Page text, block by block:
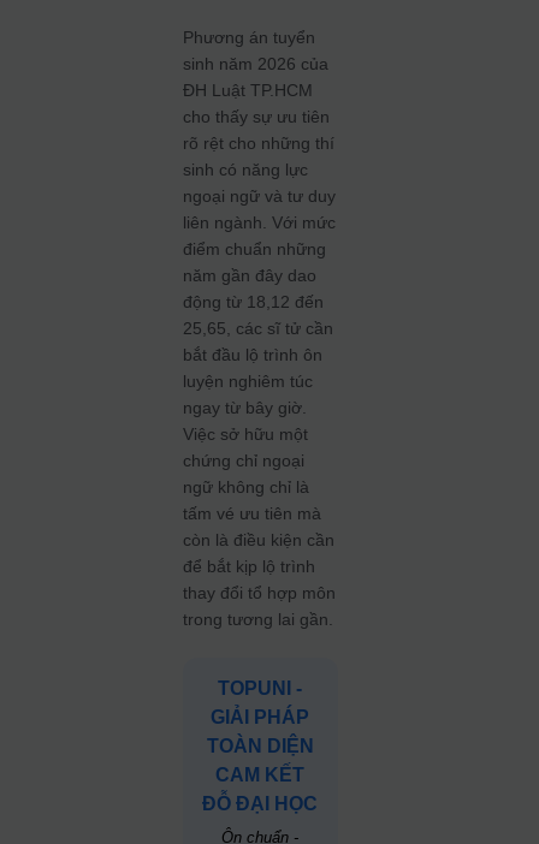
Phương án tuyển
sinh năm 2026 của
ĐH Luật TP.HCM
cho thấy sự ưu tiên
rõ rệt cho những thí
sinh có năng lực
ngoại ngữ và tư duy
liên ngành. Với mức
điểm chuẩn những
năm gần đây dao
động từ 18,12 đến
25,65, các sĩ tử cần
bắt đầu lộ trình ôn
luyện nghiêm túc
ngay từ bây giờ.
Việc sở hữu một
chứng chỉ ngoại
ngữ không chỉ là
tấm vé ưu tiên mà
còn là điều kiện cần
để bắt kịp lộ trình
thay đổi tổ hợp môn
trong tương lai gần.
TOPUNI -
GIẢI PHÁP
TOÀN DIỆN
CAM KẾT
ĐỖ ĐẠI HỌC
Ôn chuẩn -